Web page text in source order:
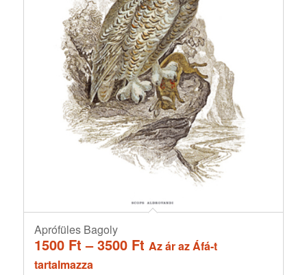
Aprófüles Bagoly
1500 Ft – 3500 FtÁrtartomány:
Az ár az Áfá-t
tartalmazza